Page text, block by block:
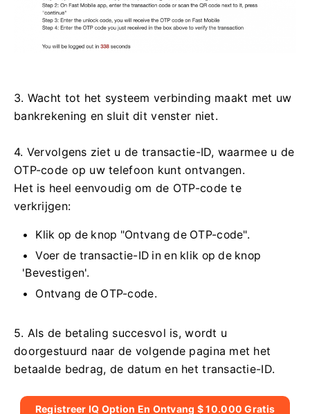
3. Wacht tot het systeem verbinding maakt met uw
bankrekening en sluit dit venster niet.
4. Vervolgens ziet u de transactie-ID, waarmee u de
OTP-code op uw telefoon kunt ontvangen.
Het is heel eenvoudig om de OTP-code te
verkrijgen:
Klik op de knop "Ontvang de OTP-code".
Voer de transactie-ID in en klik op de knop
'Bevestigen'.
Ontvang de OTP-code.
5. Als de betaling succesvol is, wordt u
doorgestuurd naar de volgende pagina met het
betaalde bedrag, de datum en het transactie-ID.
Registreer IQ Option En Ontvang $ 10.000 Gratis